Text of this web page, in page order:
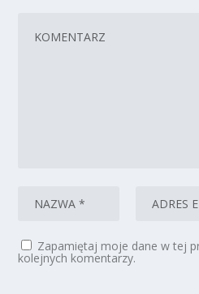
Zapamiętaj moje dane w tej
kolejnych komentarzy.